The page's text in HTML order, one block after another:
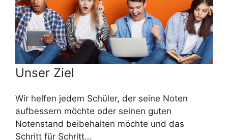
Unser Ziel
Wir helfen jedem Schüler, der seine Noten
aufbessern möchte oder seinen guten
Notenstand beibehalten möchte und das
Schritt für Schritt…